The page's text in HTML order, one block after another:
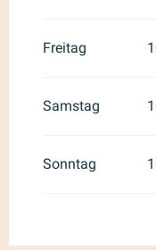
Freitag
Samstag
Sonntag